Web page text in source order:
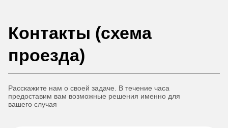
Контакты (схема
проезда)
Расскажите нам о своей задаче. В течение часа
предоставим вам возможные решения именно для
вашего случая